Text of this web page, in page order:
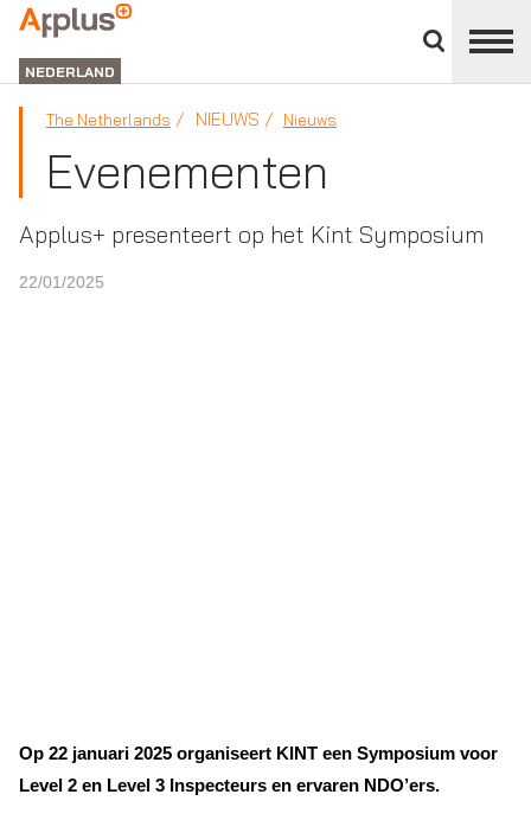
divisions
panel
APPLUS+
NEDERLAND
The Netherlands NIEUWS Nieuws
Evenementen
Applus+ presenteert op het Kint Symposium
22/01/2025
Op 22 januari 2025 organiseert KINT een Symposium voor
Level 2 en Level 3 Inspecteurs en ervaren NDO’ers.